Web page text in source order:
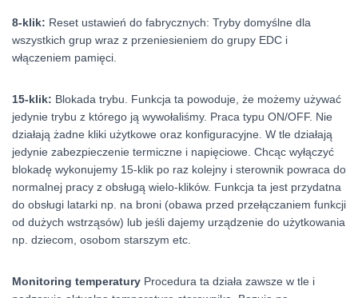
8-klik: Reset ustawień do fabrycznych: Tryby domyślne dla
wszystkich grup wraz z przeniesieniem do grupy EDC i
włączeniem pamięci.
15-klik: Blokada trybu. Funkcja ta powoduje, że możemy używać
jedynie trybu z którego ją wywołaliśmy. Praca typu ON/OFF. Nie
działają żadne kliki użytkowe oraz konfiguracyjne. W tle działają
jedynie zabezpieczenie termiczne i napięciowe. Chcąc wyłączyć
blokadę wykonujemy 15-klik po raz kolejny i sterownik powraca do
normalnej pracy z obsługą wielo-klików. Funkcja ta jest przydatna
do obsługi latarki np. na broni (obawa przed przełączaniem funkcji
od dużych wstrząsów) lub jeśli dajemy urządzenie do użytkowania
np. dziecom, osobom starszym etc.
Monitoring temperatury Procedura ta działa zawsze w tle i